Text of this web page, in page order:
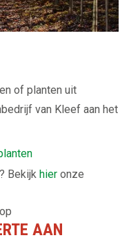
of planten uit
van Kleef aan het
Bekijk hier onze
AAN